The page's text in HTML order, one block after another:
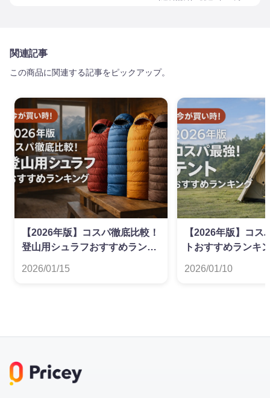
関連記事
この商品に関連する記事をピックアップ。
【2026年版】コスパ徹底比較！
登山用シュラフおすすめランキ
2026/01/15
【2026年版】コス
トおすすめランキ
2026/01/10